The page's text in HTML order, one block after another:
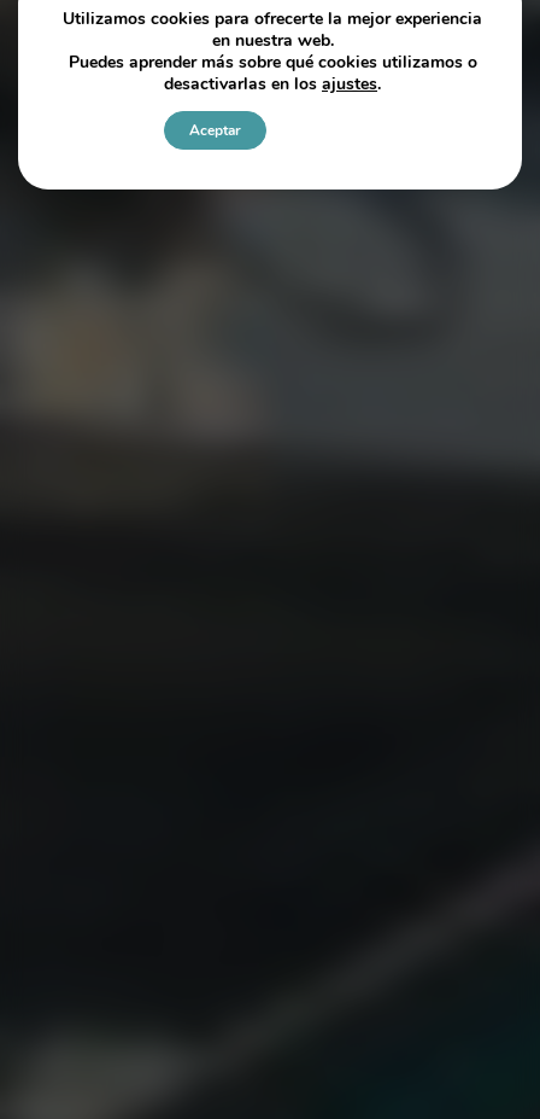
Utilizamos cookies para ofrecerte la mejor experiencia
en nuestra web.
Puedes aprender más sobre qué cookies utilizamos o
desactivarlas en los ajustes.
Aceptar